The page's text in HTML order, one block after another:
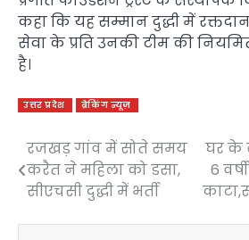
कहा कि यह सम्मान दुद्धी में
सेवा के प्रति उनकी टीम की
है।
उत्तर प्रदेश ब्रेकिंग न्यूज़
Post
navigation
रजखड़ गांव में सोते समय
करैत ने महिला को डसा,
सीएचसी दुद्धी में भर्ती
घर के
6